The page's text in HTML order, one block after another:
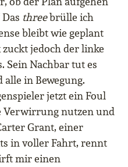
threebrülle ich
bleibt wie geplant
jedoch der linke
Sein Nachbar tut es
in Bewegung.
jetzt ein Foul
Verwirrung nutzen und
Grant, einer
in voller Fahrt, rennt
mir einen